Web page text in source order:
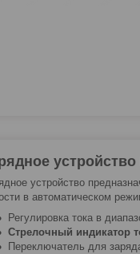
устройство
в автоматическом
Регулировка тока в
Стрелочный индикатор
Переключатель для